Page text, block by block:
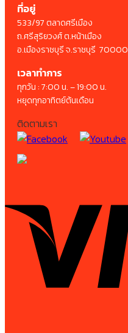
ที่อยู่
533/97 ตลาดศรีเมือง
ถ.ศรีสุริยวงศ์ ต.หน้าเมือง
อ.เมืองราชบุรี จ.ราชบุรี 70000
เวลาทำการ
ทุกวัน : 7:00 น. – 19:00 น.
หยุดทุกอาทิตย์ต้นเดือน
ติดตามเรา